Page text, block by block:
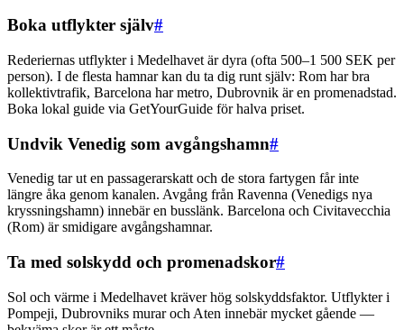
Boka utflykter själv#
Rederiernas utflykter i Medelhavet är dyra (ofta 500–1 500 SEK per
person). I de flesta hamnar kan du ta dig runt själv: Rom har bra
kollektivtrafik, Barcelona har metro, Dubrovnik är en promenadstad.
Boka lokal guide via GetYourGuide för halva priset.
Undvik Venedig som avgångshamn#
Venedig tar ut en passagerarskatt och de stora fartygen får inte
längre åka genom kanalen. Avgång från Ravenna (Venedigs nya
kryssningshamn) innebär en busslänk. Barcelona och Civitavecchia
(Rom) är smidigare avgångshamnar.
Ta med solskydd och promenadskor#
Sol och värme i Medelhavet kräver hög solskyddsfaktor. Utflykter i
Pompeji, Dubrovniks murar och Aten innebär mycket gående —